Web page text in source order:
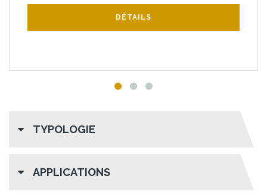
DÉTAILS
TYPOLOGIE
APPLICATIONS